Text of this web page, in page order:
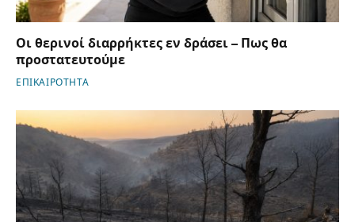
Οι θερινοί διαρρήκτες εν δράσει – Πως θα
προστατευτούμε
ΕΠΙΚΑΙΡΟΤΗΤΑ